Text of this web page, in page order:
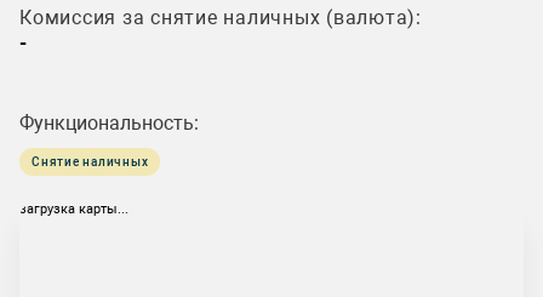
Комиссия за снятие наличных (валюта):
-
Функциональность:
Снятие наличных
загрузка карты...